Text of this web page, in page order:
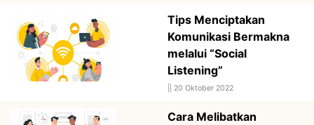
Tips Menciptakan
Komunikasi Bermakna
melalui “Social
Listening”
20 Oktober 2022
Cara Melibatkan